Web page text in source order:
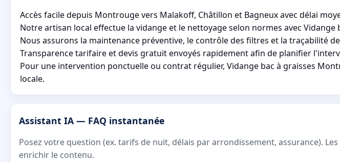
Accès facile depuis Montrouge vers Malakoff, Châtillon et Bagneux avec délai
Notre artisan local effectue la vidange et le nettoyage selon normes avec
Nous assurons la maintenance préventive, le contrôle des filtres et la traçabilité
Transparence tarifaire et devis gratuit envoyés rapidement afin de planifier
Pour une intervention ponctuelle ou contrat régulier, Vidange bac à graisses
locale.
Assistant IA — FAQ instantanée
Posez votre question (ex. tarifs de nuit, délais par arrondissement, assurance).
enrichir le contenu.